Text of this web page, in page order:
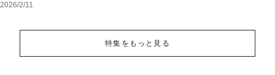
2026/2/11
特集をもっと見る